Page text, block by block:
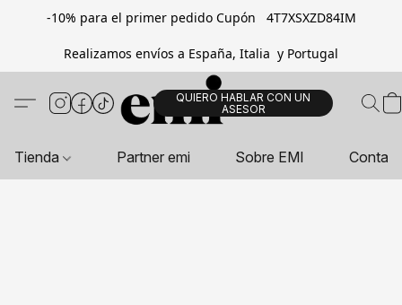
-10% para el primer pedido Cupón 4T7XSXZD84IM
Realizamos envíos a España, Italia y Portugal
QUIERO HABLAR CON UN
ASESOR
Tienda Partner emi Sobre EMI